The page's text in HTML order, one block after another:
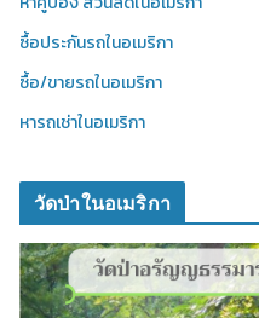
ซื้อประกันรถในอเมริกา
ซื้อ/ขายรถในอเมริกา
หารถเช่าในอเมริกา
วัดป่าในอเมริกา